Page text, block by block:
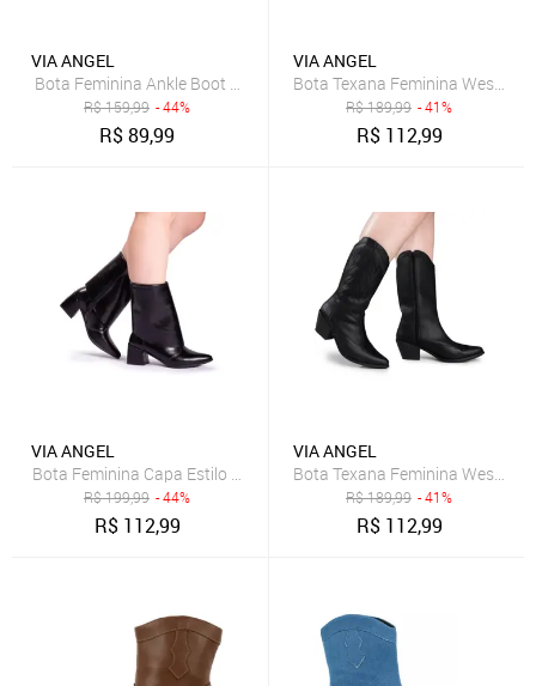
VIA ANGEL
Bota Feminina Ankle Boot Salto Grosso Cano Curto Bico Fino
R$159,99 - 44%
R$89,99
VIA ANGEL
R$189,99 - 41%
R$ 112,99
VIA ANGEL
R$199,99 - 44%
R$ 112,99
VIA ANGEL
R$189,99 - 41%
R$ 112,99